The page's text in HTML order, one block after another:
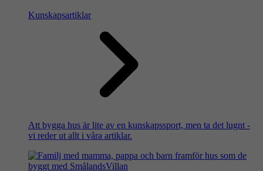
Kunskapsartiklar
Att bygga hus är lite av en kunskapssport, men ta det lugnt -
vi reder ut allt i våra artiklar.